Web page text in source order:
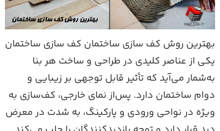
روش کف سازی ساختمان کف سازی ساختمان
از عناصر کلیدی در طراحی و ساخت هر بنا
می‌آید که تأثیر قابل توجهی بر زیبایی و
ساختمان دارد. پس‌از نمای خارجی، کف‌سازی به
در نواحی ورودی و پارکینگ، به شدت در معرض